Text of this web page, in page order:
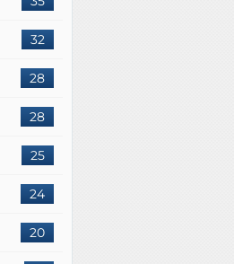
32
28
28
25
24
20